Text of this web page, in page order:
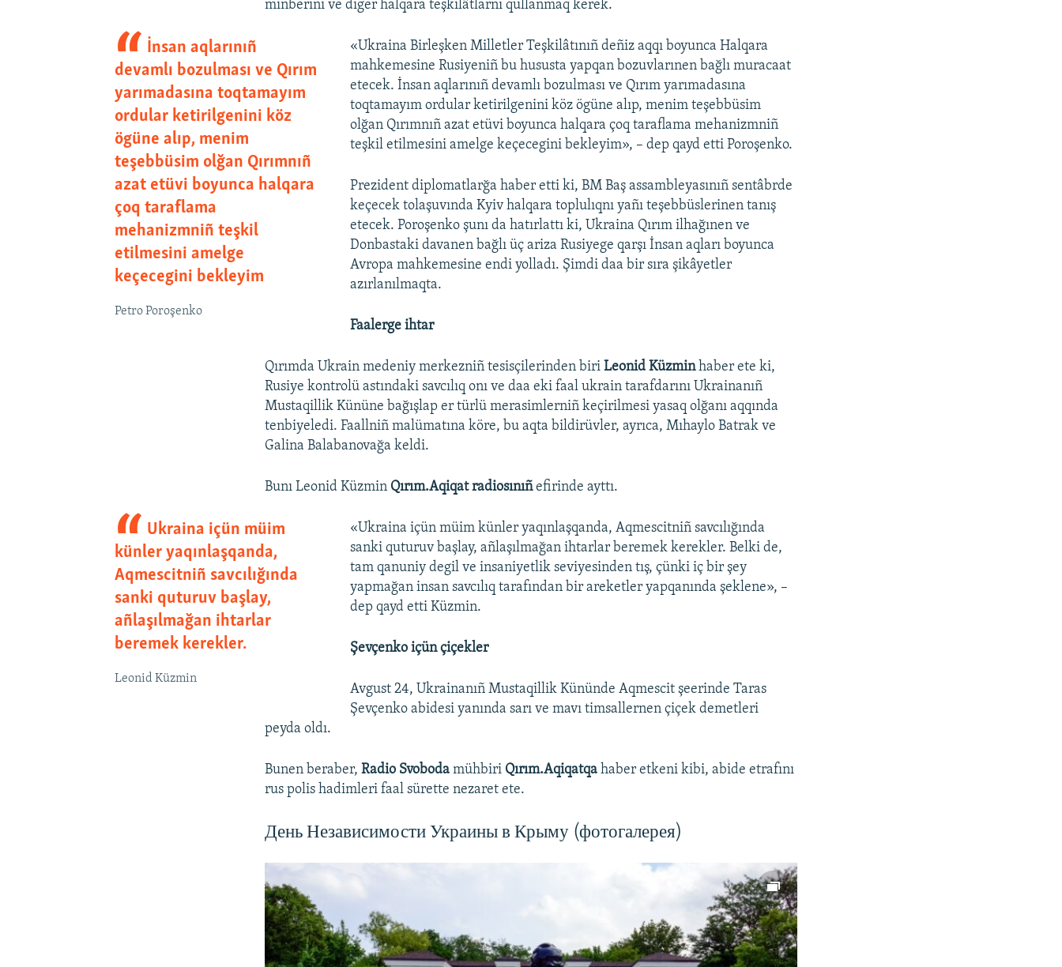
minberini ve diger halqara teşkilâtlarnı qullanmaq kerek.
İnsan aqlarınıñ
devamlı bozulması ve Qırım
yarımadasına toqtamayım
ordular ketirilgenini köz
ögüne alıp, menim
teşebbüsim olğan Qırımnıñ
azat etüvi boyunca halqara
çoq taraflama
mehanizmniñ teşkil
etilmesini amelge
keçecegini bekleyim
Petro Poroşenko
«Ukraina Birleşken Milletler Teşkilâtınıñ deñiz aqqı boyunca Halqara
mahkemesine Rusiyeniñ bu hususta yapqan bozuvlarınen bağlı muracaat
etecek. İnsan aqlarınıñ devamlı bozulması ve Qırım yarımadasına
toqtamayım ordular ketirilgenini köz ögüne alıp, menim teşebbüsim
olğan Qırımnıñ azat etüvi boyunca halqara çoq taraflama mehanizmniñ
teşkil etilmesini amelge keçecegini bekleyim», – dep qayd etti Poroşenko.
Prezident diplomatlarğa haber etti ki, BM Baş assambleyasınıñ sentâbrde
keçecek tolaşuvında Kyiv halqara toplulıqnı yañı teşebbüslerinen tanış
etecek. Poroşenko şunı da hatırlattı ki, Ukraina Qırım ilhağınen ve
Donbastaki davanen bağlı üç ariza Rusiyege qarşı İnsan aqları boyunca
Avropa mahkemesine endi yolladı. Şimdi daa bir sıra şikâyetler
azırlanılmaqta.
Faalerge ihtar
Qırımda Ukrain medeniy merkezniñ tesisçilerinden biriLeonid Küzminhaber ete ki,
Rusiye kontrolü astındaki savcılıq onı ve daa eki faal ukrain tarafdarını Ukrainanıñ
Mustaqillik Kününe bağışlap er türlü merasimlerniñ keçirilmesi yasaq olğanı aqqında
tenbiyeledi. Faallniñ malümatına köre, bu aqta bildirüvler, ayrıca, Mıhaylo Batrak ve
Galina Balabanovağa keldi.
Bunı Leonid Küzmin Qırım.Aqiqat radiosınıñefirinde ayttı.
Ukraina içün müim
künler yaqınlaşqanda,
Aqmescitniñ savcılığında
sanki quturuv başlay,
añlaşılmağan ihtarlar
beremek kerekler.
Leonid Küzmin
«Ukraina içün müim künler yaqınlaşqanda, Aqmescitniñ savcılığında
sanki quturuv başlay, añlaşılmağan ihtarlar beremek kerekler. Belki de,
tam qanuniy degil ve insaniyetlik seviyesinden tış, çünki iç bir şey
yapmağan insan savcılıq tarafından bir areketler yapqanında şeklene», –
dep qayd etti Küzmin.
Şevçenko içün çiçekler
Avgust 24, Ukrainanıñ Mustaqillik Kününde Aqmescit şeerinde Taras
Şevçenko abidesi yanında sarı ve mavı timsallernen çiçek demetleri
peyda oldı.
Bunen beraber,Radio Svoboda mühbiri Qırım.Aqiqatqa haber etkeni kibi, abide etrafını
rus polis hadimleri faal sürette nezaret ete.
День Независимости Украины в Крыму (фотогалерея)